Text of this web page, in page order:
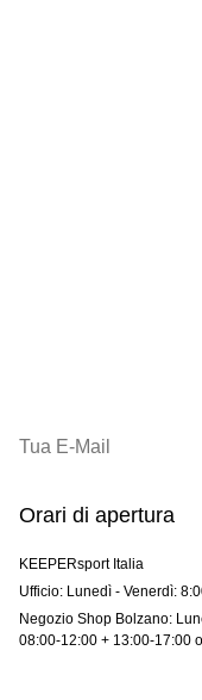
Orari di apertura
KEEPERsport Italia
Ufficio: Lunedì - Venerdì:
Negozio Shop Bolzano:
08:00-12:00 + 13:00-17:00